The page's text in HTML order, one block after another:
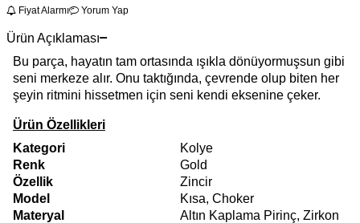
Fiyat Alarmı Yorum Yap
Ürün Açıklaması
Bu parça, hayatın tam ortasında ışıkla dönüyormuşsun gibi
seni merkeze alır. Onu taktığında, çevrende olup biten her
şeyin ritmini hissetmen için seni kendi eksenine çeker.
Ürün Özellikleri
Kategori
Kolye
Renk
Gold
Özellik
Zincir
Model
Kısa, Choker
Materyal
Altın Kaplama Pirinç, Zirkon